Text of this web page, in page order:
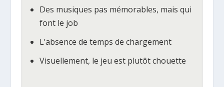
Des musiques pas mémorables, mais qui
font le job
L’absence de temps de chargement
Visuellement, le jeu est plutôt chouette